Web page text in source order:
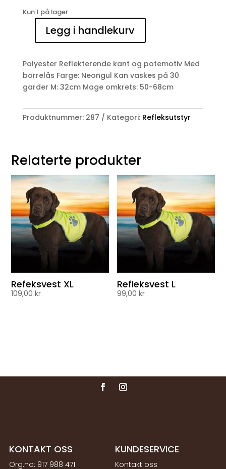
Kun 1 på lager
Refleksvest
antall
Legg i handlekurv
Polyester Reflekterende kant og potemotiv Med
borrelås Farge: Neongul Kan vaskes på 30
garder M: 32cm Mage omkrets: 50-68cm
Produktnummer: 287 Kategori: Refleksutstyr
Relaterte produkter
Refeksvest XL
109,00kr
Refleksvest L
99,00kr
KONTAKT OSS
Org.no: 917 988 471
KUNDESERVICE
Kontakt oss